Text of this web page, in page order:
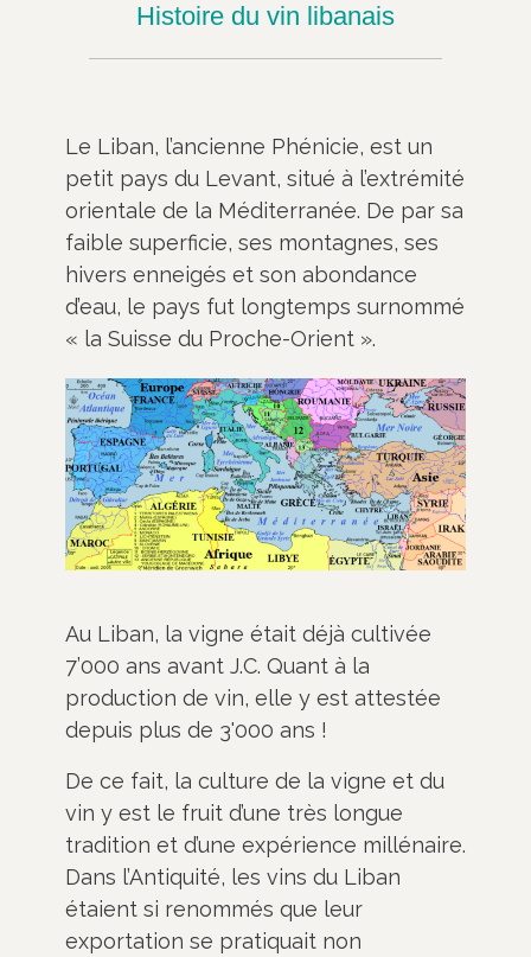
Histoire du vin libanais
Le Liban, l’ancienne Phénicie, est un
petit pays du Levant, situé à l’extrémité
orientale de la Méditerranée. De par sa
faible superficie, ses montagnes, ses
hivers enneigés et son abondance
d’eau, le pays fut longtemps surnommé
« la Suisse du Proche-Orient ».
Au Liban, la vigne était déjà cultivée
7’000 ans avant J.C. Quant à la
production de vin, elle y est attestée
depuis plus de 3'000 ans !
De ce fait, la culture de la vigne et du
vin y est le fruit d’une très longue
tradition et d’une expérience millénaire.
Dans l’Antiquité, les vins du Liban
étaient si renommés que leur
exportation se pratiquait non